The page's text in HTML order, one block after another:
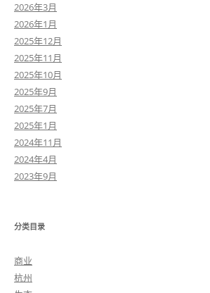
2026年3月
2026年1月
2025年12月
2025年11月
2025年10月
2025年9月
2025年7月
2025年1月
2024年11月
2024年4月
2023年9月
分类目录
商业
杭州